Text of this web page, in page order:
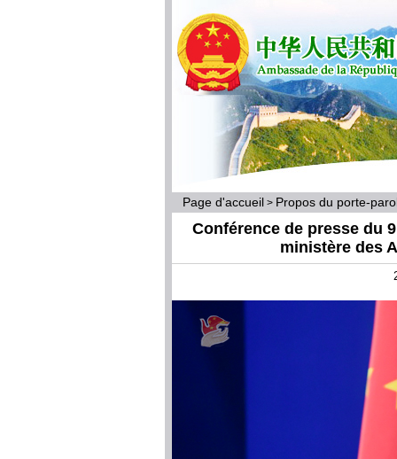
Page d'accueil > Propos du porte-
Conférence de presse du
ministère des